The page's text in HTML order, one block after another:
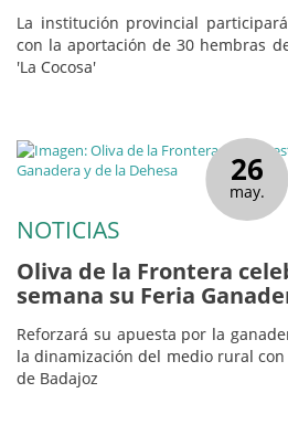
La institución provincial
con la aportación de 30 hembras
'La Cocosa'
26
may.
NOTICIAS
Oliva de la Frontera
semana su Feria
Reforzará su apuesta por la
la dinamización del medio rural
de Badajoz